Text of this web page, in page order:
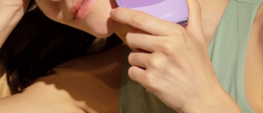
I miei dispositivi
I miei ordini
I miei indirizzi
I miei abbonamenti
FAQ™ Pure Beauty-Tech Elixir
issa™ Teeth Whitening Set
English Deutsch
Español
Français
Italiano
Português
Svenska
Русский
Türkçe
简体中文 繁體中文